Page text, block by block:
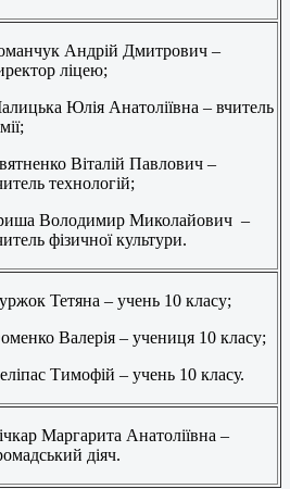
Андрій Дмитрович –
ліцею;
Юлія Анатоліївна – вчитель
Віталій Павлович –
технологій;
Володимир Миколайович –
фізичної культури.
Тетяна – учень 10 класу;
Валерія – учениця 10 класу;
Тимофій – учень 10 класу.
Маргарита Анатоліївна –
діяч.